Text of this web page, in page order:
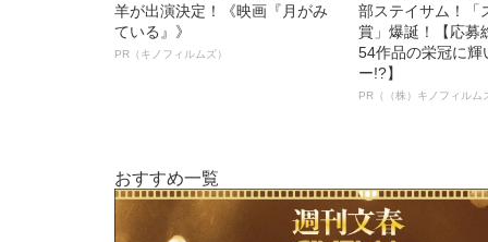
羊が出演決定！《映画『月がみ
ている』》
PR（キノフィルムズ）
部ステイサム！「
賞」爆誕！【応募
54作品の栄冠に輝
ー!?】
PR（（株）キノフィルム
おすすめ一覧